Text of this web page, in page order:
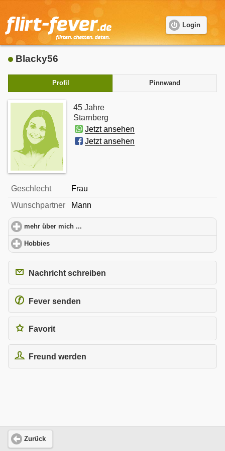
Login
Blacky56
Profil Pinnwand
45 Jahre
Starnberg
Jetzt ansehen
Jetzt ansehen
Geschlecht
Frau
Wunschpartner
Mann
mehr über mich ...
Hobbies
Nachricht schreiben
Fever senden
Favorit
Freund werden
Zurück